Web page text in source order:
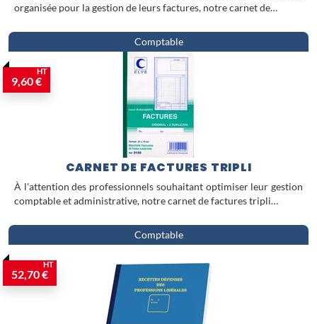
organisée pour la gestion de leurs factures, notre carnet de…
Comptable
9,60 €
HT
CARNET DE FACTURES TRIPLI
À l'attention des professionnels souhaitant optimiser leur gestion
comptable et administrative, notre carnet de factures tripli…
Comptable
52,70 €
HT